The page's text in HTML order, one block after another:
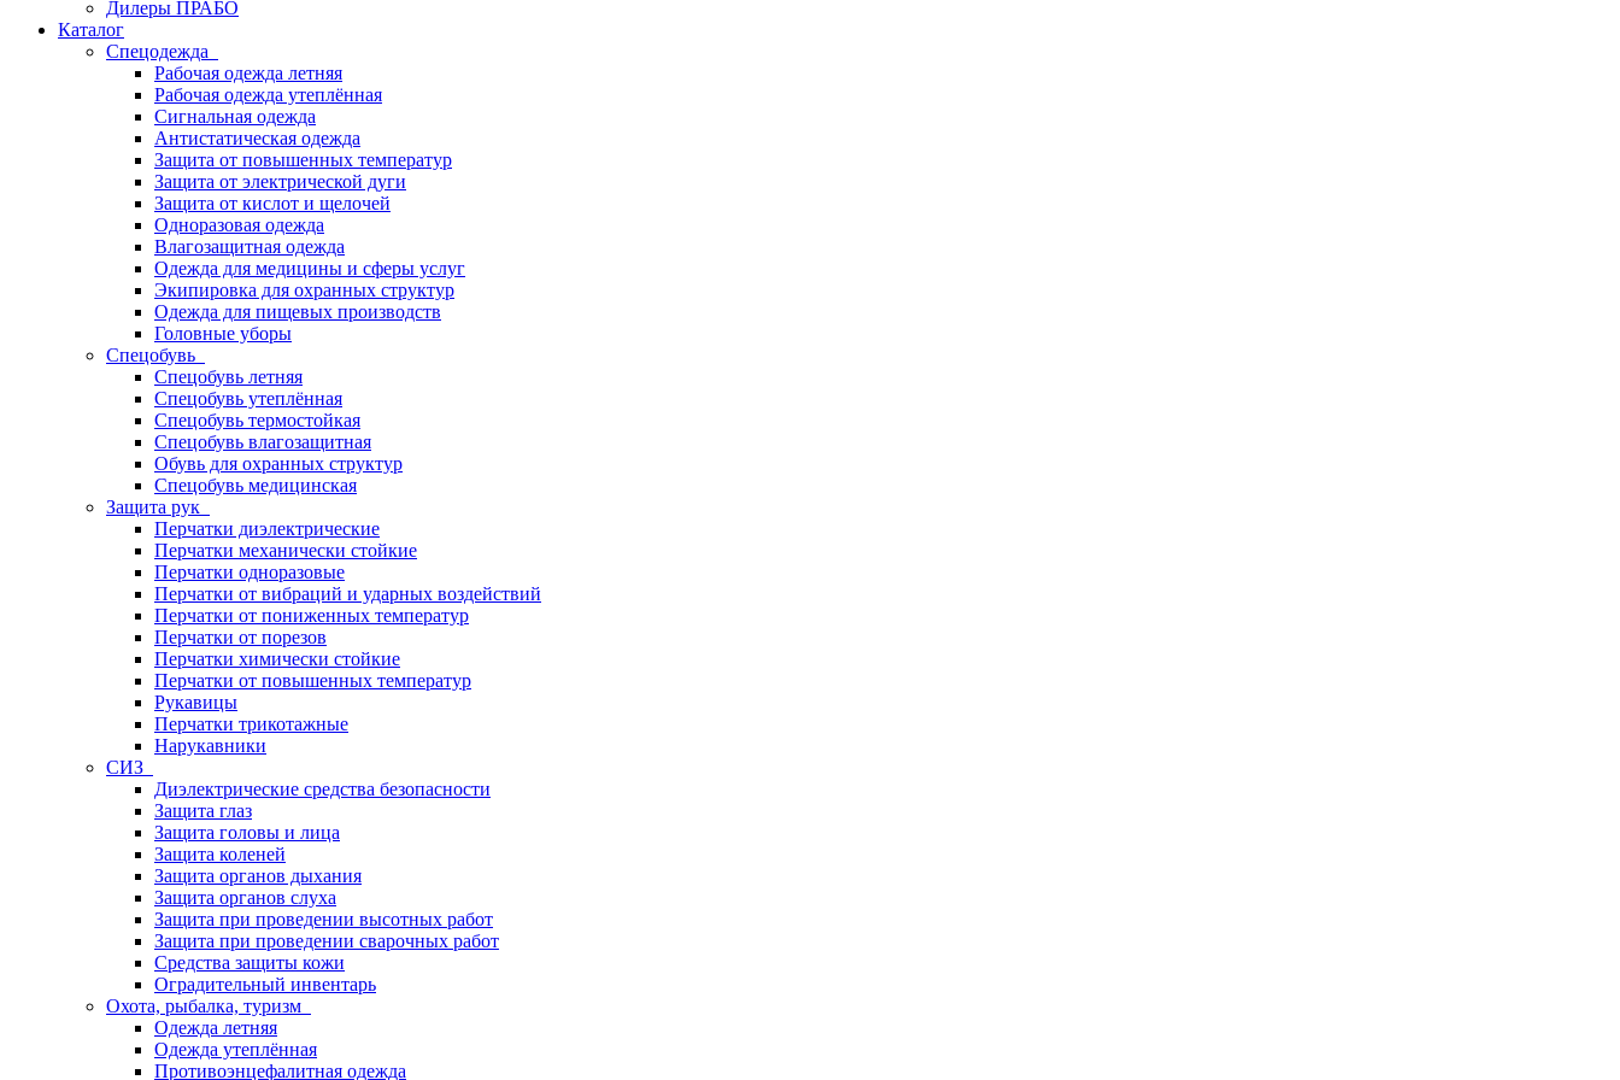
Дилеры ПРАБО
Каталог
Спецодежда
Рабочая одежда летняя
Рабочая одежда утеплённая
Сигнальная одежда
Антистатическая одежда
Защита от повышенных температур
Защита от электрической дуги
Защита от кислот и щелочей
Одноразовая одежда
Влагозащитная одежда
Одежда для медицины и сферы услуг
Экипировка для охранных структур
Одежда для пищевых производств
Головные уборы
Спецобувь
Спецобувь летняя
Спецобувь утеплённая
Спецобувь термостойкая
Спецобувь влагозащитная
Обувь для охранных структур
Спецобувь медицинская
Защита рук
Перчатки диэлектрические
Перчатки механически стойкие
Перчатки одноразовые
Перчатки от вибраций и ударных воздействий
Перчатки от пониженных температур
Перчатки от порезов
Перчатки химически стойкие
Перчатки от повышенных температур
Рукавицы
Перчатки трикотажные
Нарукавники
СИЗ
Диэлектрические средства безопасности
Защита глаз
Защита головы и лица
Защита коленей
Защита органов дыхания
Защита органов слуха
Защита при проведении высотных работ
Защита при проведении сварочных работ
Средства защиты кожи
Оградительный инвентарь
Охота, рыбалка, туризм
Одежда летняя
Одежда утеплённая
Противоэнцефалитная одежда